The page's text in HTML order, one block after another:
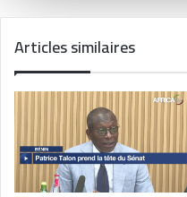
Articles similaires